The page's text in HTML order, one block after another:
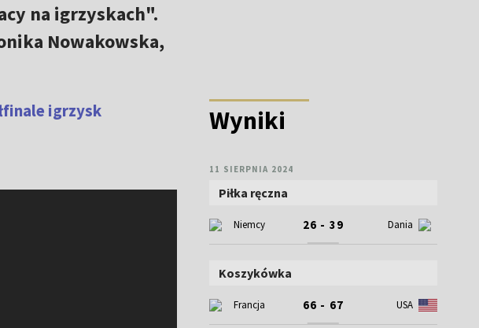
na igrzyskach".
Nowakowska,
igrzysk
Wyniki
11 SIERPNIA 2024
Piłka ręczna
Niemcy 26 - 39 Dania
Koszykówka
Francja 66 - 67 USA